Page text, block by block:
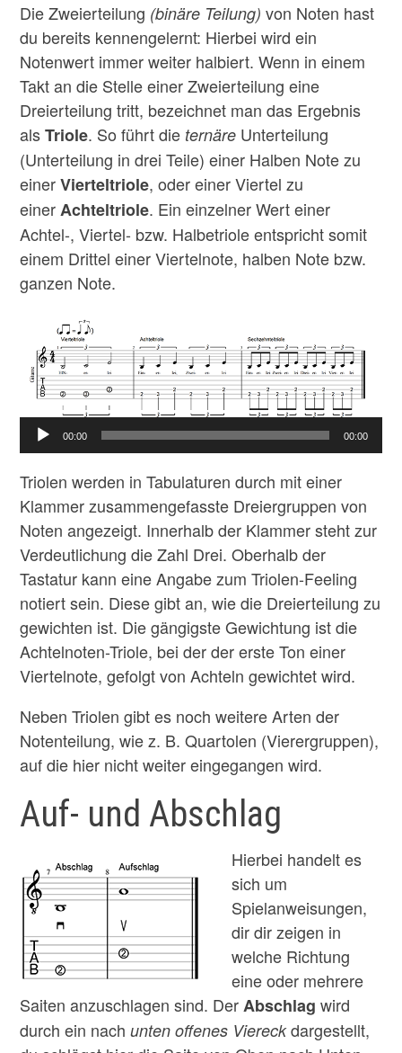
Die Zweierteilung (binäre Teilung) von Noten hast
du bereits kennengelernt: Hierbei wird ein
Notenwert immer weiter halbiert. Wenn in einem
Takt an die Stelle einer Zweierteilung eine
Dreierteilung tritt, bezeichnet man das Ergebnis
alsTriole. So führt die ternäre Unterteilung
(Unterteilung in drei Teile) einer Halben Note zu
einerVierteltriole, oder einer Viertel zu
einerAchteltriole. Ein einzelner Wert einer
Achtel-, Viertel- bzw. Halbetriole entspricht somit
einem Drittel einer Viertelnote, halben Note bzw.
ganzen Note.
00:00 00:00
Triolen werden in Tabulaturen durch mit einer
Klammer zusammengefasste Dreiergruppen von
Noten angezeigt. Innerhalb der Klammer steht zur
Verdeutlichung die Zahl Drei. Oberhalb der
Tastatur kann eine Angabe zum Triolen-Feeling
notiert sein. Diese gibt an, wie die Dreierteilung zu
gewichten ist. Die gängigste Gewichtung ist die
Achtelnoten-Triole, bei der der erste Ton einer
Viertelnote, gefolgt von Achteln gewichtet wird.
Neben Triolen gibt es noch weitere Arten der
Notenteilung, wie z. B. Quartolen (Vierergruppen),
auf die hier nicht weiter eingegangen wird.
Auf- und Abschlag
Hierbei handelt es
sich um
Spielanweisungen,
dir dir zeigen in
welche Richtung
eine oder mehrere
Saiten anzuschlagen sind. Der Abschlag wird
durch ein nachunten offenes Viereckdargestellt,